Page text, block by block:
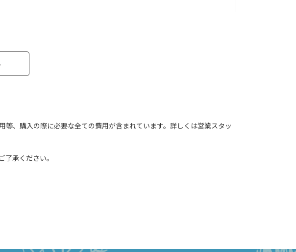
、購入の際に必要な全ての費用が含まれています。詳しくは営業スタッ
承ください。